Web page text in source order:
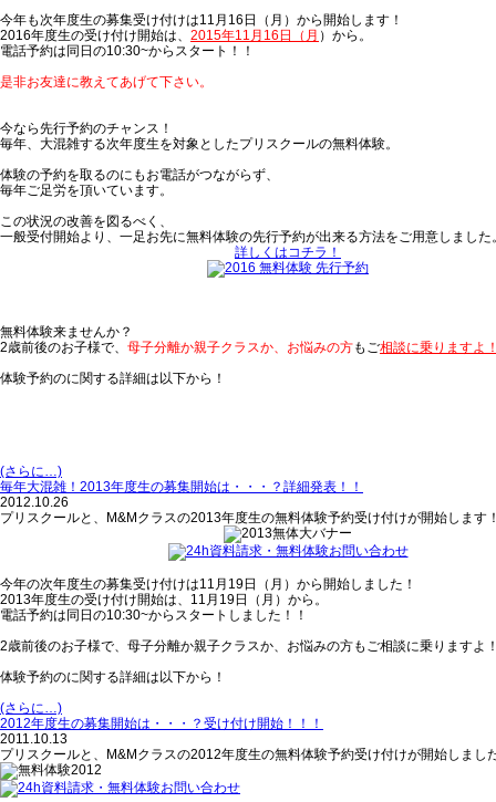
今年も次年度生の募集受け付けは11月16日（月）から開始します！
2016年度生の受け付け開始は、 2015年11月16日（月 ）から。
電話予約は同日の10:30~からスタート！！
是非お友達に教えてあげて下さい。
今なら先行予約のチャンス！
毎年、大混雑する次年度生を対象としたプリスクールの無料体験。
体験の予約を取るのにもお電話がつながらず、
毎年ご足労を頂いています。
この状況の改善を図るべく、
一般受付開始より、一足お先に無料体験の先行予約が出来る方法をご用意しました
詳しくはコチラ！
無料体験来ませんか？
2歳前後のお子様で、 母子分離か親子クラスか、お悩みの方もご相談に乗りますよ
体験予約のに関する詳細は以下から！
(さらに…)
毎年大混雑！2013年度生の募集開始は・・・？詳細発表！！
2012.10.26
プリスクールと、M&Mクラスの2013年度生の無料体験予約受け付けが開始します
今年の次年度生の募集受け付けは11月19日（月）から開始しました！
2013年度生の受け付け開始は、11月19日（月）から。
電話予約は同日の10:30~からスタートしました！！
2歳前後のお子様で、母子分離か親子クラスか、お悩みの方もご相談に乗りますよ
体験予約のに関する詳細は以下から！
(さらに…)
2012年度生の募集開始は・・・？受け付け開始！！！
2011.10.13
プリスクールと、M&Mクラスの2012年度生の無料体験予約受け付けが開始しまし